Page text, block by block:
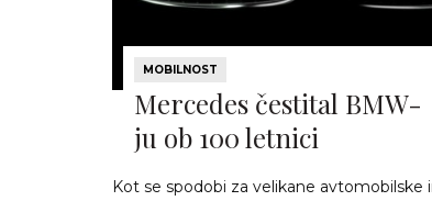
MOBILNOST
Mercedes čestital BMW-
ju ob 100 letnici
Kot se spodobi za velikane avtomobilske